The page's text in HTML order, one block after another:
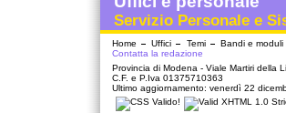
Servizio Personale e
Home Uffici Temi Bandi e moduli
Contatta la redazione
Provincia di Modena - Viale Martiri della
C.F. e P.Iva 01375710363
Ultimo aggiornamento: venerdì 22